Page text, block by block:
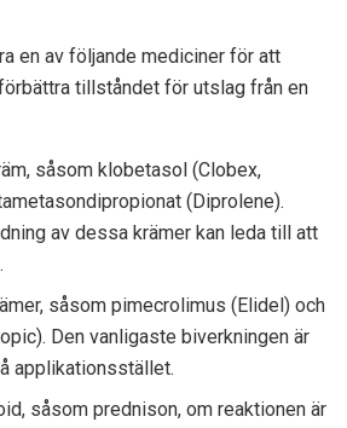
en av följande mediciner för att
tillståndet för utslag från en
såsom klobetasol (Clobex,
(Diprolene).
av dessa krämer kan leda till att
såsom pimecrolimus (Elidel) och
Den vanligaste biverkningen är
applikationsstället.
såsom prednison, om reaktionen är